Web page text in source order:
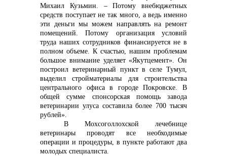
Михаил Кузьмин. – Потому внебюджетных
средств поступает не так много, а ведь именно
эти деньги мы можем направлять на ремонт
помещений. Потому организация условий
труда наших сотрудников финансируется не в
полном объеме. К счастью, нашим проблемам
большое внимание уделяет «Якутцемент». Он
построил ветеринарный пункт в селе Тумул,
выделил стройматериалы для строительства
центрального офиса в городе Покровске. В
общей сумме спонсорская помощь завода
ветеринарии улуса составила более 700 тысяч
рублей».
В Мохсоголлохской лечебнице
ветеринары проводят все необходимые
операции и процедуры, в пункте работают два
молодых специалиста.